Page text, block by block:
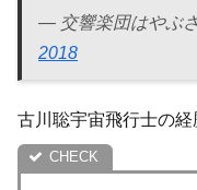
— 交響楽団はやぶ
2018
古川聡宇宙飛行士の経